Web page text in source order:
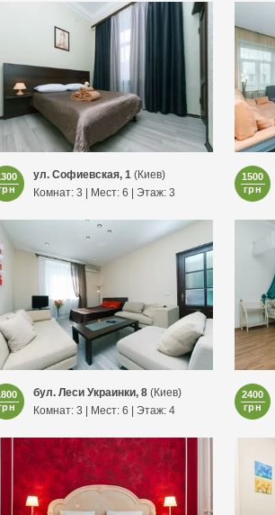
ул. Софиевская, 1 (Киев)
Комнат: 3 | Мест: 6 | Этаж: 3
1500
грн
бул. Леси Украинки, 8 (Киев)
Комнат: 3 | Мест: 6 | Этаж: 4
2400
грн